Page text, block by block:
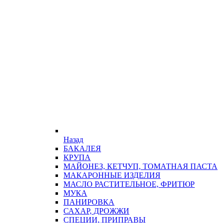
Назад
БАКАЛЕЯ
КРУПА
МАЙОНЕЗ, КЕТЧУП, ТОМАТНАЯ ПАСТА
МАКАРОННЫЕ ИЗДЕЛИЯ
МАСЛО РАСТИТЕЛЬНОЕ, ФРИТЮР
МУКА
ПАНИРОВКА
САХАР, ДРОЖЖИ
СПЕЦИИ, ПРИПРАВЫ